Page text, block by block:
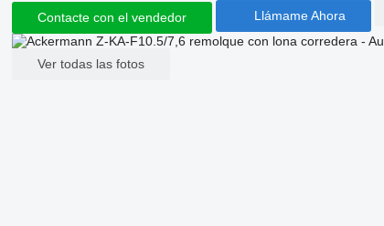
Contacte con el vendedor
Llámame Ahora
Ver todas las fotos